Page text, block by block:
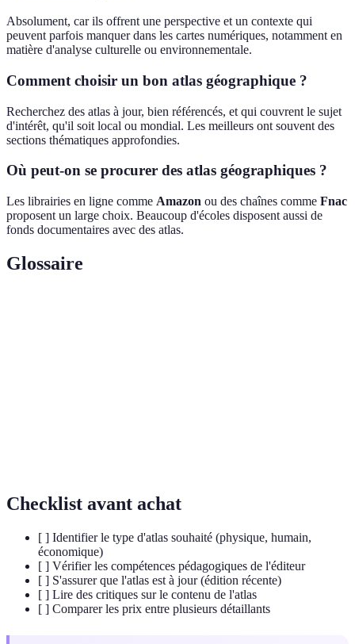
Absolument, car ils offrent une perspective et un contexte qui
peuvent parfois manquer dans les cartes numériques, notamment en
matière d'analyse culturelle ou environnementale.
Comment choisir un bon atlas géographique ?
Recherchez des atlas à jour, bien référencés, et qui couvrent le sujet
d'intérêt, qu'il soit local ou mondial. Les meilleurs ont souvent des
sections thématiques approfondies.
Où peut-on se procurer des atlas géographiques ?
Les librairies en ligne comme Amazon ou des chaînes comme Fnac
proposent un large choix. Beaucoup d'écoles disposent aussi de
fonds documentaires avec des atlas.
Glossaire
Checklist avant achat
[ ] Identifier le type d'atlas souhaité (physique, humain,
économique)
[ ] Vérifier les compétences pédagogiques de l'éditeur
[ ] S'assurer que l'atlas est à jour (édition récente)
[ ] Lire des critiques sur le contenu de l'atlas
[ ] Comparer les prix entre plusieurs détaillants